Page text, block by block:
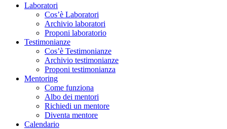
Laboratori
Cos’è Laboratori
Archivio laboratori
Proponi laboratorio
Testimonianze
Cos’è Testimonianze
Archivio testimonianze
Proponi testimonianza
Mentoring
Come funziona
Albo dei mentori
Richiedi un mentore
Diventa mentore
Calendario